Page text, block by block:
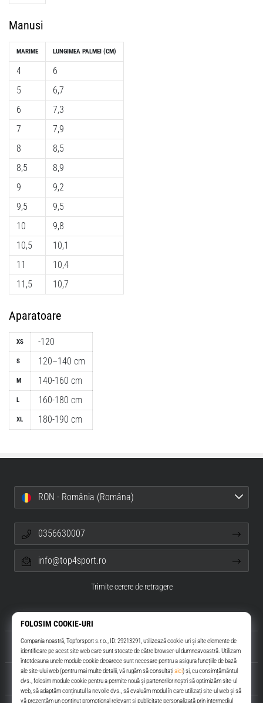
Manusi
MARIME
4
5
6
7
8
8,5
9
9,5
10
10,5
11
11,5
LUNGIMEA PALMEI (CM)
6
6,7
7,3
7,9
8,5
8,9
9,2
9,5
9,8
10,1
10,4
10,7
Aparatoare
XS -120
S 120–140 cm
M 140-160 cm
L 160-180 cm
XL 180-190 cm
Despre noi
Servicii clienți
RON - România (Româna)
0356630007
info@top4sport.ro
Trimite cerere de retragere